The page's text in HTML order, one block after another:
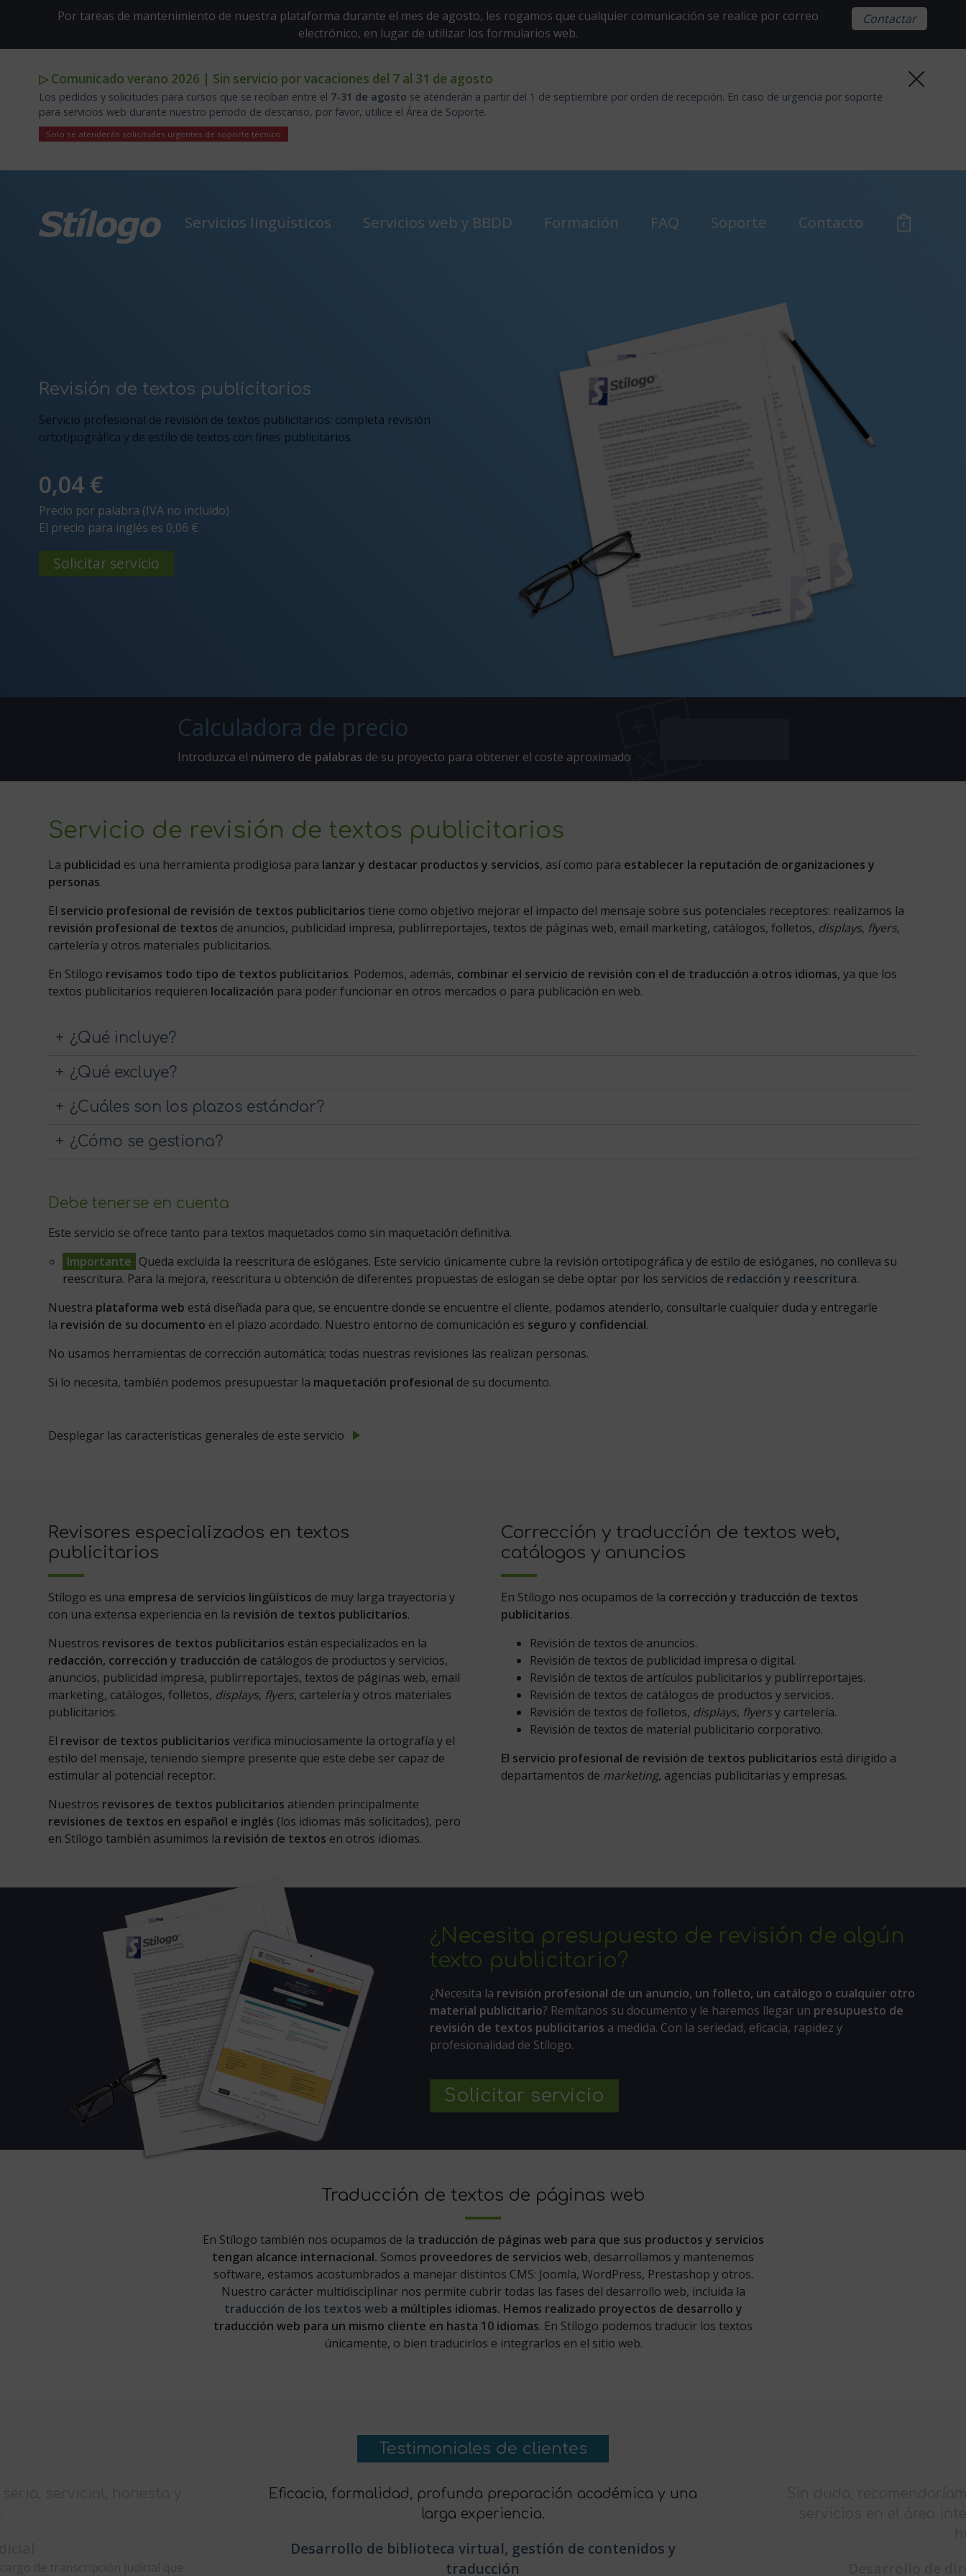
Por tareas de mantenimiento de nuestra plataforma durante el mes de agosto, les rogamos que cualquier comunicación se realice por correo
electrónico, en lugar de utilizar los formularios web.
Contactar
▷ Comunicado verano 2026 | Sin servicio por vacaciones del 7 al 31 de agosto
Los pedidos y solicitudes para cursos que se reciban entre el 7-31 de agosto se atenderán a partir del 1 de septiembre por orden de recepción. En caso de urgencia por soporte
para servicios web durante nuestro periodo de descanso, por favor, utilice el Área de Soporte.
Solo se atenderán solicitudes urgentes de soporte técnico
Servicios lingüísticos Servicios web y BBDD Formación FAQ Soporte Contacto
Revisión de textos publicitarios
Servicio profesional de revisión de textos publicitarios: completa revisión
ortotipográfica y de estilo de textos con fines publicitarios.
0,04 €
Precio por palabra (IVA no incluido)
El precio para inglés es 0,06 €
Solicitar servicio
Calculadora de precio
Introduzca el número de palabras de su proyecto para obtener el coste aproximado
Servicio de revisión de textos publicitarios
La publicidad es una herramienta prodigiosa para lanzar y destacar productos y servicios, así como para establecer la reputación de organizaciones y
personas.
El servicio profesional de revisión de textos publicitarios tiene como objetivo mejorar el impacto del mensaje sobre sus potenciales receptores: realizamos la
revisión profesional de textos de anuncios, publicidad impresa, publirreportajes, textos de páginas web, email marketing, catálogos, folletos, displays, flyers,
cartelería y otros materiales publicitarios.
En Stílogo revisamos todo tipo de textos publicitarios. Podemos, además, combinar el servicio de revisión con el de traducción a otros idiomas, ya que los
textos publicitarios requieren localización para poder funcionar en otros mercados o para publicación en web.
¿Qué incluye?
¿Qué excluye?
¿Cuáles son los plazos estándar?
¿Cómo se gestiona?
Debe tenerse en cuenta
Este servicio se ofrece tanto para textos maquetados como sin maquetación definitiva.
Importante Queda excluida la reescritura de eslóganes. Este servicio únicamente cubre la revisión ortotipográfica y de estilo de eslóganes, no conlleva su
reescritura. Para la mejora, reescritura u obtención de diferentes propuestas de eslogan se debe optar por los servicios de redacción y reescritura.
Nuestra plataforma web está diseñada para que, se encuentre donde se encuentre el cliente, podamos atenderlo, consultarle cualquier duda y entregarle
la revisión de su documento en el plazo acordado. Nuestro entorno de comunicación es seguro y confidencial.
No usamos herramientas de corrección automática; todas nuestras revisiones las realizan personas.
Si lo necesita, también podemos presupuestar la maquetación profesional de su documento.
Desplegar las características generales de este servicio
Revisores especializados en textos
publicitarios
Stílogo es una empresa de servicios lingüísticos de muy larga trayectoria y
con una extensa experiencia en la revisión de textos publicitarios.
Nuestros revisores de textos publicitarios están especializados en la
redacción, corrección y traducción de catálogos de productos y servicios,
anuncios, publicidad impresa, publirreportajes, textos de páginas web, email
marketing, catálogos, folletos, displays, flyers, cartelería y otros materiales
publicitarios.
El revisor de textos publicitarios verifica minuciosamente la ortografía y el
estilo del mensaje, teniendo siempre presente que este debe ser capaz de
estimular al potencial receptor.
Nuestros revisores de textos publicitarios atienden principalmente
revisiones de textos en español e inglés (los idiomas más solicitados), pero
en Stílogo también asumimos la revisión de textos en otros idiomas.
Corrección y traducción de textos web,
catálogos y anuncios
En Stílogo nos ocupamos de la corrección y traducción de textos
publicitarios.
Revisión de textos de anuncios.
Revisión de textos de publicidad impresa o digital.
Revisión de textos de artículos publicitarios y publirreportajes.
Revisión de textos de catálogos de productos y servicios.
Revisión de textos de folletos, displays, flyersy cartelería.
Revisión de textos de material publicitario corporativo.
El servicio profesional de revisión de textos publicitarios está dirigido a
departamentos de marketing, agencias publicitarias y empresas.
¿Necesita presupuesto de revisión de algún
texto publicitario?
¿Necesita la revisión profesional de un anuncio, un folleto, un catálogo o cualquier otro
material publicitario? Remítanos su documento y le haremos llegar un presupuesto de
revisión de textos publicitarios a medida. Con la seriedad, eficacia, rapidez y
profesionalidad de Stílogo.
Solicitar servicio
Traducción de textos de páginas web
En Stílogo también nos ocupamos de la traducción de páginas web para que sus productos y servicios
tengan alcance internacional. Somos proveedores de servicios web, desarrollamos y mantenemos
software, estamos acostumbrados a manejar distintos CMS: Joomla, WordPress, Prestashop y otros.
Nuestro carácter multidisciplinar nos permite cubrir todas las fases del desarrollo web, incluida la
traducción de los textos web a múltiples idiomas. Hemos realizado proyectos de desarrollo y
traducción web para un mismo cliente en hasta 10 idiomas. En Stílogo podemos traducir los textos
únicamente, o bien traducirlos e integrarlos en el sitio web.
Testimoniales de clientes
Sin duda, recomendaríamos Stílogo a cualquiera que requiera
servicios en el área interdisciplinar de la informática y las
Desarrollo de directorio bibliográfico en línea